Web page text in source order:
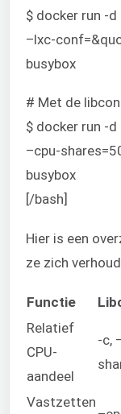
$ docker run -d
–lxc-
busybox
# Met de
$ docker run -
–cpu-
busybox
[/bash]
Hier is een
ze zich
Functie
Relatief
CPU-
aandeel
-c,
Vastzetten